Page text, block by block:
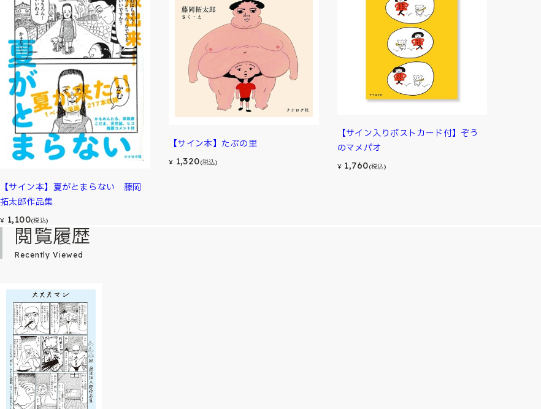
【サイン本】夏がとまらない 藤岡
拓太郎作品集
¥ 1,100(税込)
【サイン本】たぷの里
¥ 1,320(税込)
【サイン入りポストカード付】ぞう
のマメパオ
¥ 1,760(税込)
閲覧履歴
Recently Viewed